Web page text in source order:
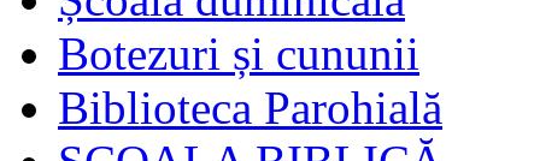
Botezuri și cununii
Biblioteca Parohială